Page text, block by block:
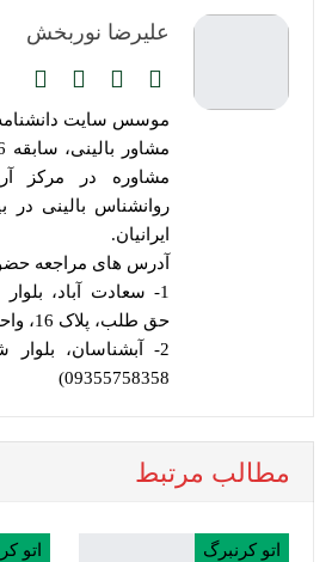
علیرضا نوربخش
موسس سایت
روانشناس بالینی در
ایرانیان.
آدرس های مراجعه
1- سعادت آباد،
حق طلب، پلاک 16، واحد 2
2- آبشناسان،
09355758358)
مطالب مرتبط
اتو کرنبرگ اتو